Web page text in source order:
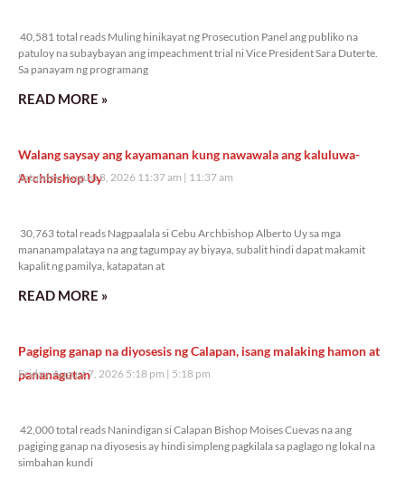
40,581 total reads Muling hinikayat ng Prosecution Panel ang publiko na
patuloy na subaybayan ang impeachment trial ni Vice President Sara Duterte.
Sa panayam ng programang
READ MORE »
Walang saysay ang kayamanan kung nawawala ang kaluluwa-
Archbishop Uy
Saturday, August 8, 2026 11:37 am 11:37 am
30,763 total reads Nagpaalala si Cebu Archbishop Alberto Uy sa mga
mananampalataya na ang tagumpay ay biyaya, subalit hindi dapat makamit
kapalit ng pamilya, katapatan at
READ MORE »
Pagiging ganap na diyosesis ng Calapan, isang malaking hamon at
pananagutan
Friday, August 7, 2026 5:18 pm 5:18 pm
42,000 total reads Nanindigan si Calapan Bishop Moises Cuevas na ang
pagiging ganap na diyosesis ay hindi simpleng pagkilala sa paglago ng lokal na
simbahan kundi